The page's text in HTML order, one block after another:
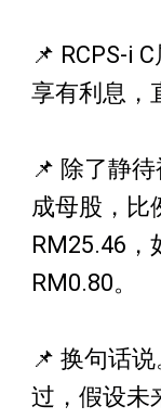
📌 RCPS-i
享有利息，
📌 除了静
成母股，比
RM25.46，
RM0.80。
📌 换句话
过，假设未